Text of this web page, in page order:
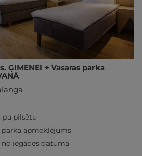
ĢIMENEI + Vasaras parka
pa pilsētu
parka apmeklējums
no iegādes datuma